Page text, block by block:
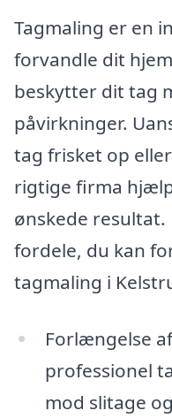
Tagmaling er en
forvandle dit
beskytter dit tag
påvirkninger.
tag frisket op
rigtige firma
ønskede resultat.
fordele, du kan
tagmaling i
Forlængelse
professionel
mod slitage